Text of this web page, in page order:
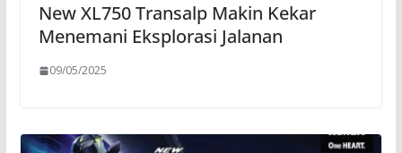
New XL750 Transalp Makin Kekar
Menemani Eksplorasi Jalanan
09/05/2025